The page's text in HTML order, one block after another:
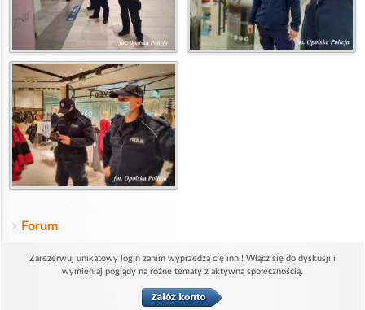
Forum
Zarezerwuj unikatowy login zanim wyprzedzą cię inni! Włącz się do dyskusji i
wymieniaj poglądy na różne tematy z aktywną społecznością.